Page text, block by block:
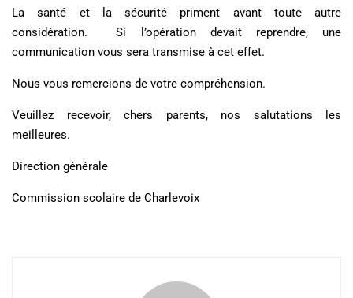
La santé et la sécurité priment avant toute autre
considération. Si l’opération devait reprendre, une
communication vous sera transmise à cet effet.
Nous vous remercions de votre compréhension.
Veuillez recevoir, chers parents, nos salutations les
meilleures.
Direction générale
Commission scolaire de Charlevoix